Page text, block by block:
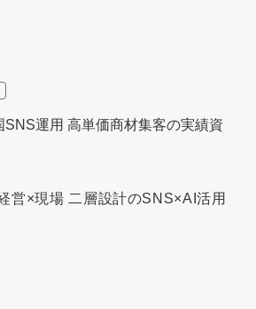
SNS運用 高単価商材集客の実績資